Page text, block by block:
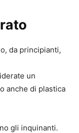
da principianti,
un
anche di plastica
gli inquinanti.